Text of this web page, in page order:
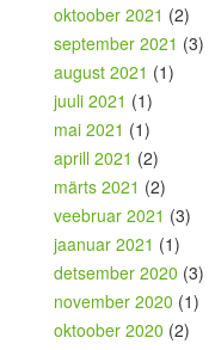
oktoober 2021 (2)
september 2021 (3)
august 2021 (1)
juuli 2021 (1)
mai 2021 (1)
aprill 2021 (2)
märts 2021 (2)
veebruar 2021 (3)
jaanuar 2021 (1)
detsember 2020 (3)
november 2020 (1)
oktoober 2020 (2)